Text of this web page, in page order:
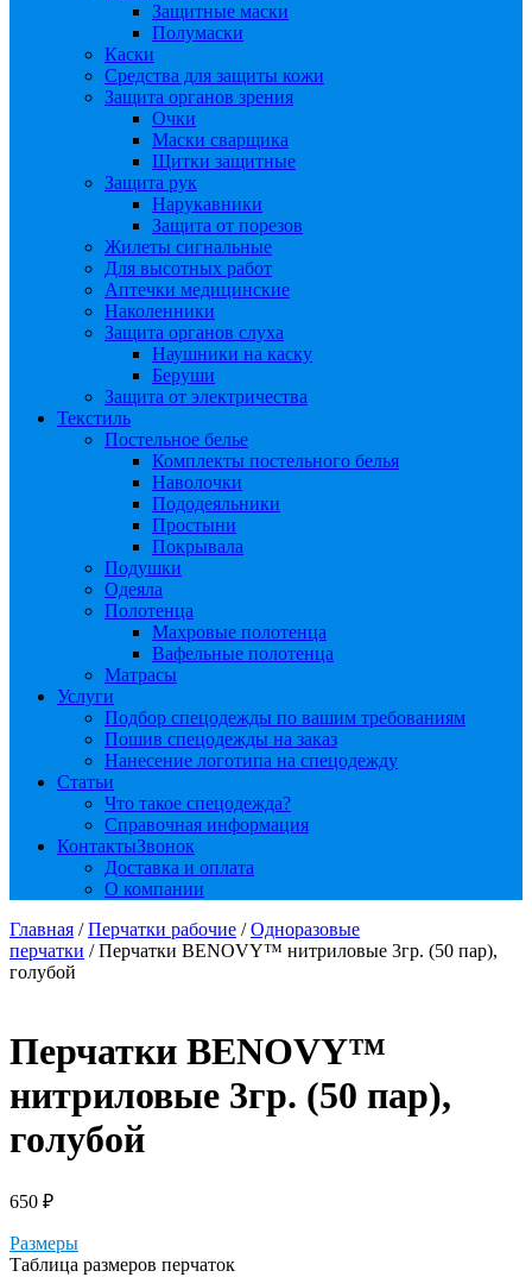
Защитные маски
Полумаски
Каски
Средства для защиты кожи
Защита органов зрения
Очки
Маски сварщика
Щитки защитные
Защита рук
Нарукавники
Защита от порезов
Жилеты сигнальные
Для высотных работ
Аптечки медицинские
Наколенники
Защита органов слуха
Наушники на каску
Беруши
Защита от электричества
Текстиль
Постельное белье
Комплекты постельного белья
Наволочки
Пододеяльники
Простыни
Покрывала
Подушки
Одеяла
Полотенца
Махровые полотенца
Вафельные полотенца
Матрасы
Услуги
Подбор спецодежды по вашим требованиям
Пошив спецодежды на заказ
Нанесение логотипа на спецодежду
Статьи
Что такое спецодежда?
Справочная информация
КонтактыЗвонок
Доставка и оплата
О компании
Главная /Перчатки рабочие /Одноразовые
перчатки / Перчатки BENOVY™ нитриловые 3гр. (50 пар),
голубой
Перчатки BENOVY™
нитриловые 3гр. (50 пар),
голубой
650 ₽
Размеры
Таблица размеров перчаток